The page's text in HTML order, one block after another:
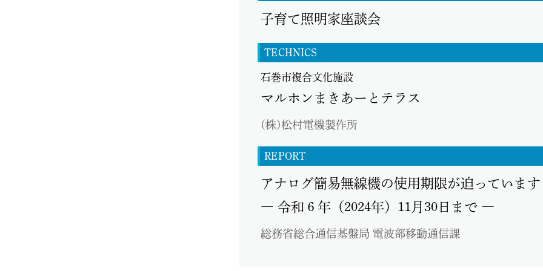
子育て照明家座談会
TECHNICS
石巻市複合文化施設
マルホンまきあーとテラス
(株)松村電機製作所
REPORT
アナログ簡易無線機の使用期限が迫っています
― 令和６年（2024年）11月30日まで ―
総務省総合通信基盤局 電波部移動通信課